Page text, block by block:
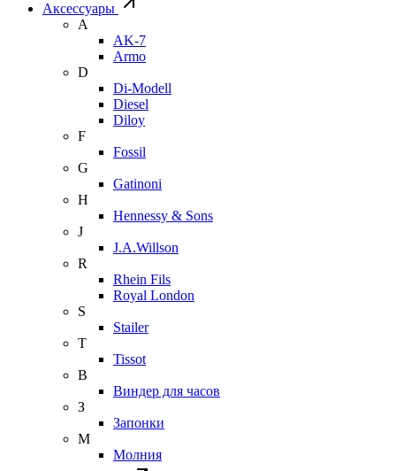
Аксессуары
A
AK-7
Armo
D
Di-Modell
Diesel
Diloy
F
Fossil
G
Gatinoni
H
Hennessy & Sons
J
J.A.Willson
R
Rhein Fils
Royal London
S
Stailer
T
Tissot
В
Виндер для часов
З
Запонки
М
Молния